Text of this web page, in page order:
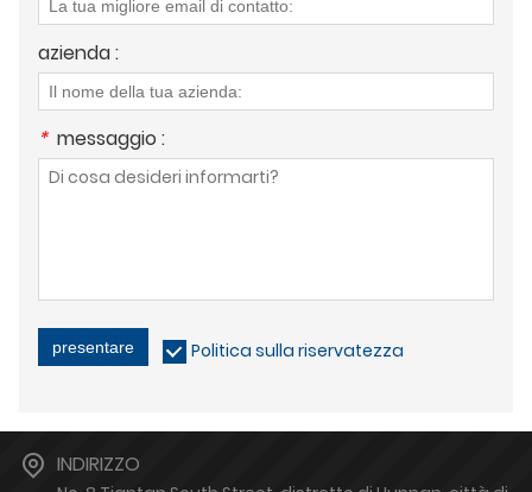
azienda :
* messaggio :
presentare Politica sulla riservatezza
INDIRIZZO